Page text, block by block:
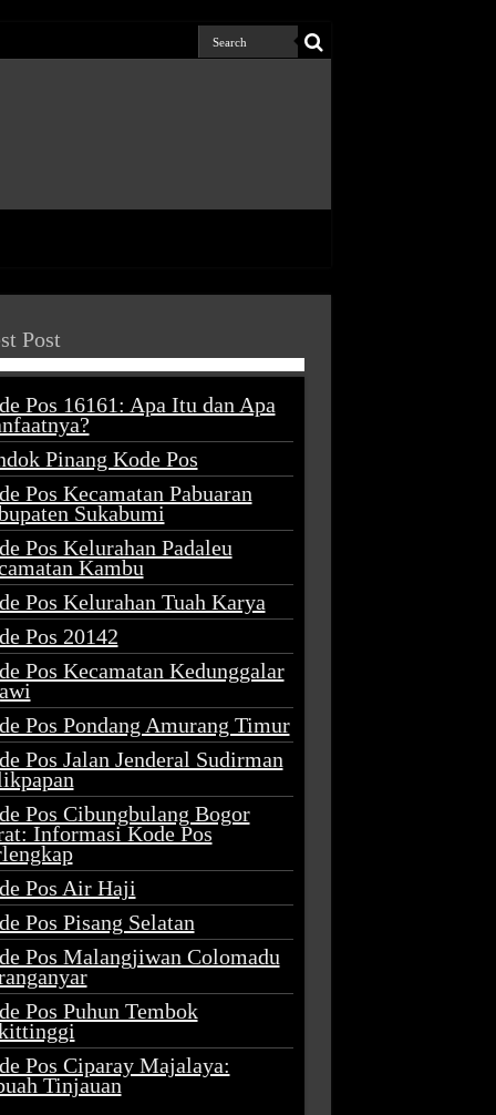
Post
Pos 16161: Apa Itu dan Apa
Pinang Kode Pos
Pos Kecamatan Pabuaran
Sukabumi
Pos Kelurahan Padaleu
Kambu
Pos Kelurahan Tuah Karya
Pos 20142
Pos Kecamatan Kedunggalar
Pos Pondang Amurang Timur
Pos Jalan Jenderal Sudirman
Pos Cibungbulang Bogor
Informasi Kode Pos
Pos Air Haji
Pos Pisang Selatan
Pos Malangjiwan Colomadu
Pos Puhun Tembok
Pos Ciparay Majalaya:
Tinjauan